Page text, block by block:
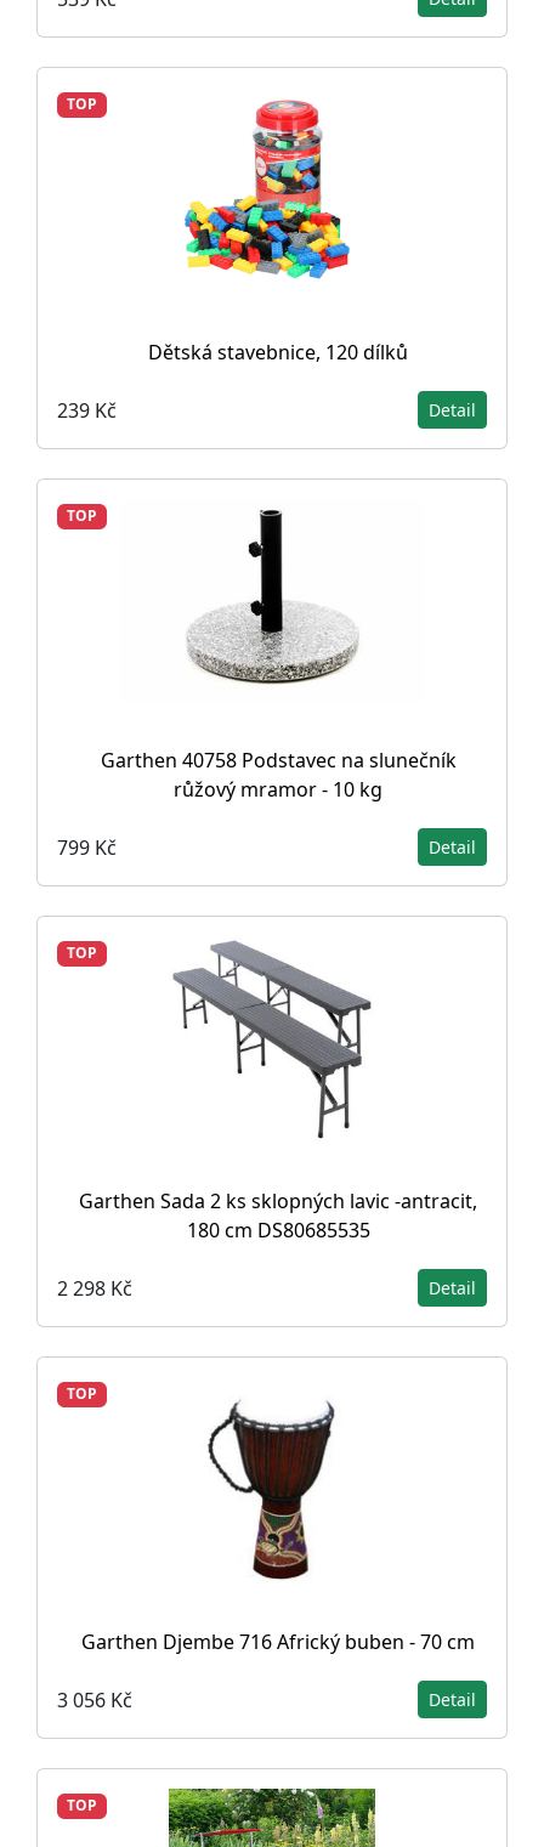
TOP
Dětská stavebnice, 120 dílků
239 Kč Detail
TOP
Garthen 40758 Podstavec na slunečník
růžový mramor - 10 kg
799 Kč Detail
TOP
Garthen Sada 2 ks sklopných lavic -antracit,
180 cm DS80685535
2 298 Kč Detail
TOP
Garthen Djembe 716 Africký buben - 70 cm
3 056 Kč Detail
TOP